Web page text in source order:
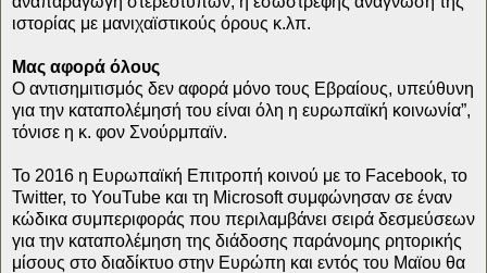
ιστορίας με μανιχαϊστικούς όρους κ.λπ.
Μας αφορά όλους
Ο αντισημιτισμός δεν αφορά μόνο τους Εβραίους, υπεύθυνη
για την καταπολέμησή του είναι όλη η ευρωπαϊκή κοινωνία”,
τόνισε η κ. φον Σνούρμπαϊν.
Το 2016 η Ευρωπαϊκή Επιτροπή κοινού με το Facebook, το
Twitter, το YouTube και τη Microsoft συμφώνησαν σε έναν
κώδικα συμπεριφοράς που περιλαμβάνει σειρά δεσμεύσεων
για την καταπολέμηση της διάδοσης παράνομης ρητορικής
μίσους στο διαδίκτυο στην Ευρώπη και εντός του Μαϊου θα